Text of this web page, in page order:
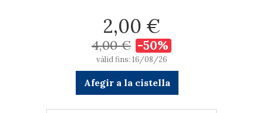
2,00 €
4,00 € -50%
vàlid fins: 16/08/26
Afegir a la cistella